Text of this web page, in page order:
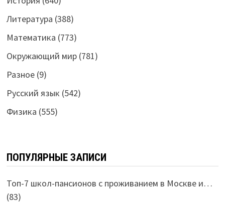
Литература (388)
Математика (773)
Окружающий мир(781)
Разное(9)
Русский язык (542)
Физика (555)
ПОПУЛЯРНЫЕ ЗАПИСИ
Топ-7 школ-пансионов с проживанием в Москве и…
(83)